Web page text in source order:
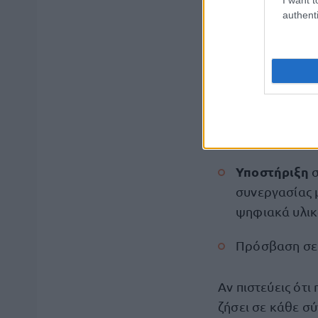
Τι
Χώρο για
Υποστήριξη
συνεργασίας
ψηφιακά
Πρόσβαση σε
Αν πιστεύεις
ζήσει σε κάθε